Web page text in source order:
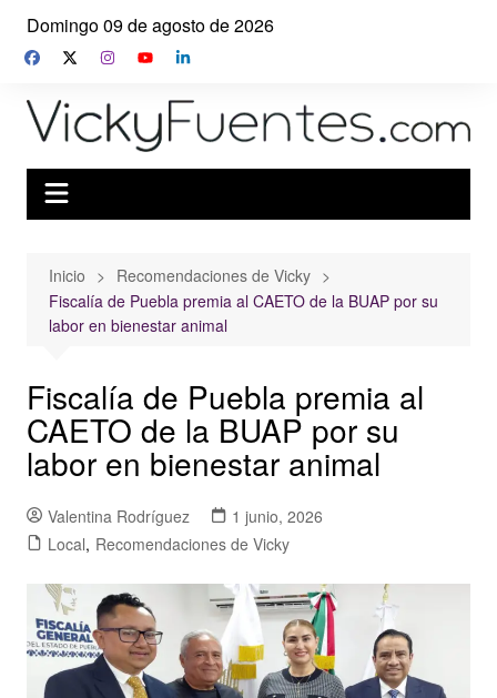
Saltar
contenido
Domingo 09 de agosto de 2026
Inicio
Recomendaciones de Vicky
Fiscalía de Puebla premia al CAETO de la BUAP por su
labor en bienestar animal
Fiscalía de Puebla premia al
CAETO de la BUAP por su
labor en bienestar animal
Valentina Rodríguez
1 junio, 2026
Local, Recomendaciones de Vicky